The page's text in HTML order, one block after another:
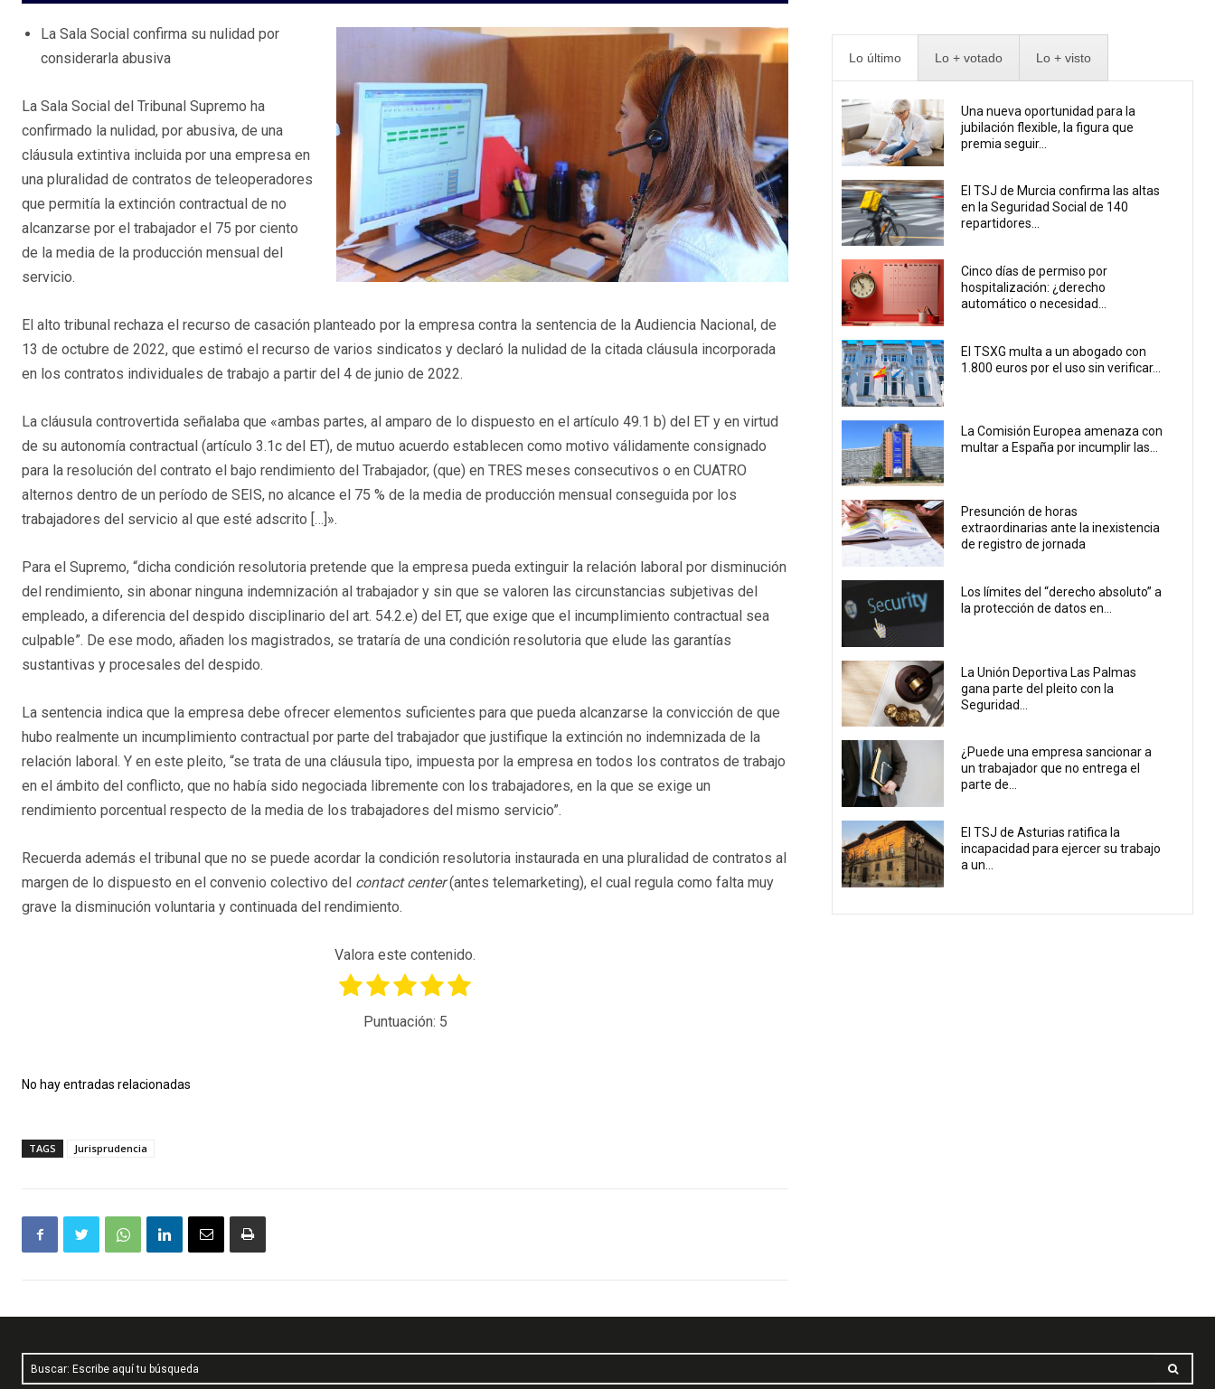
La Sala Social confirma su nulidad por
considerarla abusiva
La Sala Social del Tribunal Supremo ha
confirmado la nulidad, por abusiva, de una
cláusula extintiva incluida por una empresa en
una pluralidad de contratos de teleoperadores
que permitía la extinción contractual de no
alcanzarse por el trabajador el 75 por ciento
de la media de la producción mensual del
servicio.
El alto tribunal rechaza el recurso de casación planteado por la empresa contra la sentencia de la Audiencia Nacional, de
13 de octubre de 2022, que estimó el recurso de varios sindicatos y declaró la nulidad de la citada cláusula incorporada
en los contratos individuales de trabajo a partir del 4 de junio de 2022.
La cláusula controvertida señalaba que «ambas partes, al amparo de lo dispuesto en el artículo 49.1 b) del ET y en virtud
de su autonomía contractual (artículo 3.1c del ET), de mutuo acuerdo establecen como motivo válidamente consignado
para la resolución del contrato el bajo rendimiento del Trabajador, (que) en TRES meses consecutivos o en CUATRO
alternos dentro de un período de SEIS, no alcance el 75 % de la media de producción mensual conseguida por los
trabajadores del servicio al que esté adscrito […]».
Para el Supremo, “dicha condición resolutoria pretende que la empresa pueda extinguir la relación laboral por disminución
del rendimiento, sin abonar ninguna indemnización al trabajador y sin que se valoren las circunstancias subjetivas del
empleado, a diferencia del despido disciplinario del art. 54.2.e) del ET, que exige que el incumplimiento contractual sea
culpable”. De ese modo, añaden los magistrados, se trataría de una condición resolutoria que elude las garantías
sustantivas y procesales del despido.
La sentencia indica que la empresa debe ofrecer elementos suficientes para que pueda alcanzarse la convicción de que
hubo realmente un incumplimiento contractual por parte del trabajador que justifique la extinción no indemnizada de la
relación laboral. Y en este pleito, “se trata de una cláusula tipo, impuesta por la empresa en todos los contratos de trabajo
en el ámbito del conflicto, que no había sido negociada libremente con los trabajadores, en la que se exige un
rendimiento porcentual respecto de la media de los trabajadores del mismo servicio”.
Recuerda además el tribunal que no se puede acordar la condición resolutoria instaurada en una pluralidad de contratos al
margen de lo dispuesto en el convenio colectivo del contact center(antes telemarketing), el cual regula como falta muy
grave la disminución voluntaria y continuada del rendimiento.
Valora este contenido.
Puntuación: 5
No hay entradas relacionadas
TAGS Jurisprudencia
Lo último Lo + votado Lo + visto
Una nueva oportunidad para la
jubilación flexible, la figura que
premia seguir...
El TSJ de Murcia confirma las altas
en la Seguridad Social de 140
repartidores...
Cinco días de permiso por
hospitalización: ¿derecho
automático o necesidad...
El TSXG multa a un abogado con
1.800 euros por el uso sin verificar...
La Comisión Europea amenaza con
multar a España por incumplir las...
Presunción de horas
extraordinarias ante la inexistencia
de registro de jornada
Los límites del “derecho absoluto” a
la protección de datos en...
La Unión Deportiva Las Palmas
gana parte del pleito con la
Seguridad...
¿Puede una empresa sancionar a
un trabajador que no entrega el
parte de...
El TSJ de Asturias ratifica la
incapacidad para ejercer su trabajo
a un...
Buscar: Escribe aquí tu búsqueda